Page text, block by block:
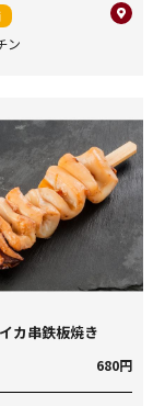
ン
カ串鉄板焼き
680円